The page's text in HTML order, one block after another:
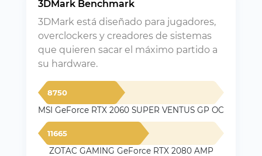
3DMark Benchmark
3DMark está diseñado para jugadores,
overclockers y creadores de sistemas
que quieren sacar el máximo partido a
su hardware.
8750
MSI GeForce RTX 2060 SUPER VENTUS GP OC
11665
ZOTAC GAMING GeForce RTX 2080 AMP